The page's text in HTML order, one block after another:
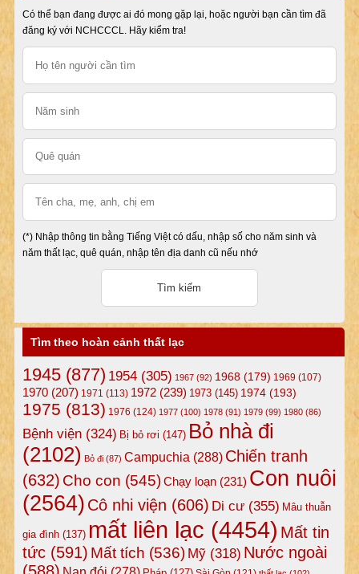
Có thể bạn đang được ai đó mong gặp lại, hoặc người bạn cần tìm đã
đăng ký với NCHCCCL. Hãy kiểm tra!
(*) Nhập thông tin bằng Tiếng Việt có dấu, nhập số cho năm sinh và
năm thất lạc, quê quán, nhập tên địa danh cũ nếu nhớ
Tìm theo hoàn cảnh thất lạc
1945(877) 1954(305) 1967(92) 1968(179) 1969 (107)
1970(207) 1971 (113) 1972(239) 1973(145) 1974(193)
1975 (813) 1976 (124) 1977(100) 1978(91) 1979(99) 1980(86)
Bệnh viện(324) Bị bỏ rơi (147) Bỏ nhà đi
(2102) Bỏ đi(87) Campuchia (288) Chiến tranh
(632) Cho con (545)Chạy loạn(231) Con nuôi
(2564) Cô nhi viện (606) Di cư(355) Mâu thuẫn
gia đình(137) mất liên lạc (4454) Mất tin
tức(591) Mất tích (536) Mỹ(318) Nước ngoài